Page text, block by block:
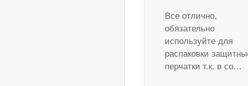
Все отлично,
обязательно
используйте для
распаковки
перчатки т.к. в со…